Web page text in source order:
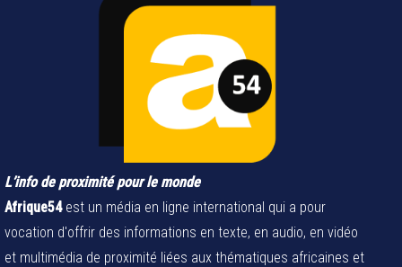
L’info de proximité pour le monde
Afrique54est un média en ligne international qui a pour
vocation d'offrir des informations en texte, en audio, en vidéo
et multimédia de proximité liées aux thématiques africaines et